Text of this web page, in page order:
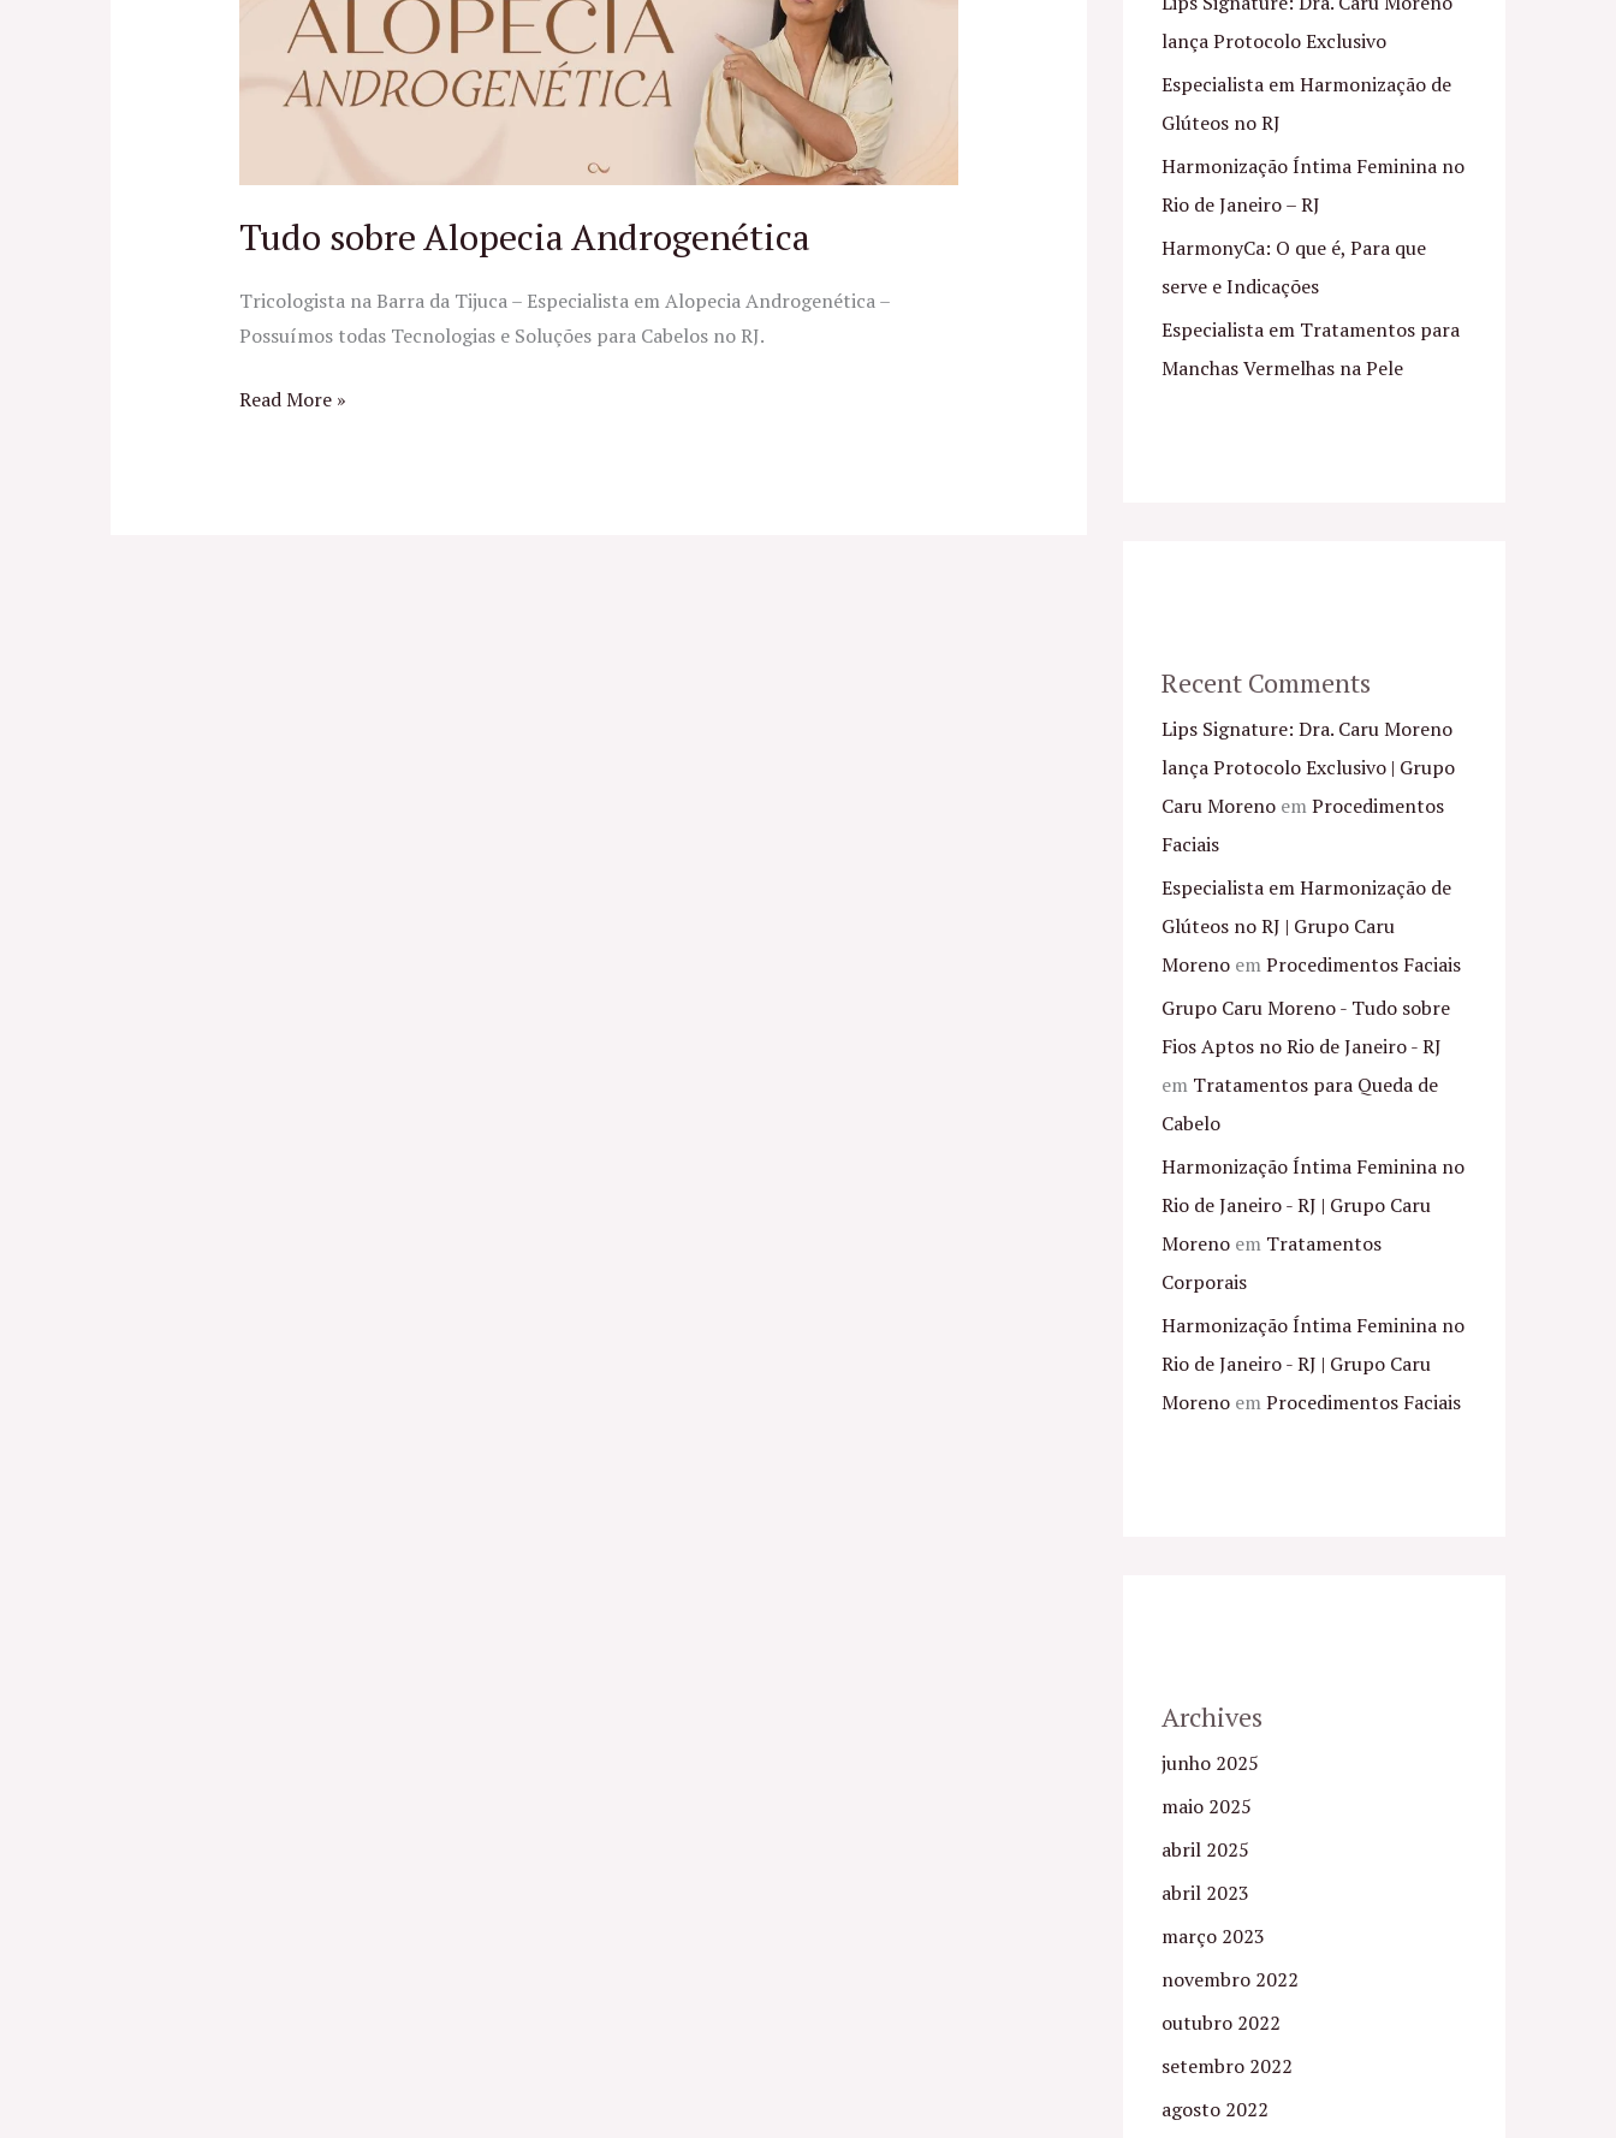
Tudo sobre Alopecia Androgenética
Tricologista na Barra da Tijuca – Especialista em Alopecia Androgenética –
Possuímos todas Tecnologias e Soluções para Cabelos no RJ.
Androgenética
Read More »
lança Protocolo Exclusivo
Especialista em Harmonização de
Glúteos no RJ
Harmonização Íntima Feminina no
Rio de Janeiro – RJ
HarmonyCa: O que é, Para que
serve e Indicações
Especialista em Tratamentos para
Manchas Vermelhas na Pele
Recent Comments
Lips Signature: Dra. Caru Moreno
lança Protocolo Exclusivo | Grupo
Caru Moreno emProcedimentos
Faciais
Especialista em Harmonização de
Glúteos no RJ | Grupo Caru
Moreno emProcedimentos Faciais
Grupo Caru Moreno - Tudo sobre
Fios Aptos no Rio de Janeiro - RJ
em Tratamentos para Queda de
Cabelo
Harmonização Íntima Feminina no
Rio de Janeiro - RJ | Grupo Caru
Moreno em Tratamentos
Corporais
Harmonização Íntima Feminina no
Rio de Janeiro - RJ | Grupo Caru
Moreno emProcedimentos Faciais
Archives
junho 2025
maio 2025
abril 2025
abril 2023
março 2023
novembro 2022
outubro 2022
setembro 2022
agosto 2022